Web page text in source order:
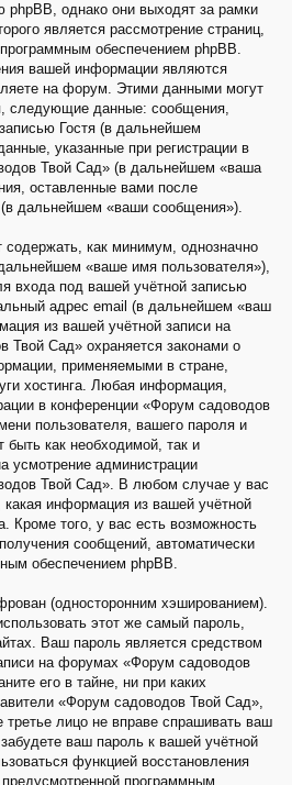
phpBB, однако они выходят за рамки
является рассмотрение страниц,
обеспечением phpBB.
вашей информации являются
на форум. Этими данными могут
следующие данные: сообщения,
Гостя (в дальнейшем
указанные при регистрации в
Твой Сад» (в дальнейшем «ваша
оставленные вами после
(в дальнейшем «ваши сообщения»).
содержать, как минимум, однозначно
«ваше имя пользователя»),
входа под вашей учётной записью
адрес email (в дальнейшем «ваш
из вашей учётной записи на
Сад» охраняется законами о
применяемыми в стране,
хостинга. Любая информация,
в конференции «Форум садоводов
пользователя, вашего пароля и
как необходимой, так и
усмотрение администрации
Твой Сад». В любом случае у вас
информация из вашей учётной
Кроме того, у вас есть возможность
сообщений, автоматически
обеспечением phpBB.
(односторонним хэшированием).
этот же самый пароль,
Ваш пароль является средством
на форумах «Форум садоводов
его в тайне, ни при каких
«Форум садоводов Твой Сад»,
третье лицо не вправе спрашивать ваш
ваш пароль к вашей учётной
функцией восстановления
программным